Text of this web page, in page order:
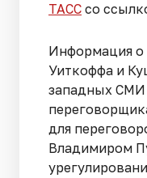
ТАСС со
Информация
Уиткоффа и
западных СМИ
для
Владимиром